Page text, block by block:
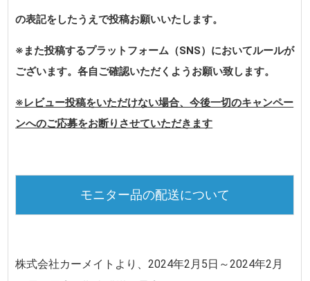
の表記をしたうえで投稿お願いいたします。
※また投稿するプラットフォーム（SNS）においてルールが
ございます。各自ご確認いただくようお願い致します。
※レビュー投稿をいただけない場合、今後一切のキャンペー
ンへのご応募をお断りさせていただきます
モニター品の配送について
株式会社カーメイトより、2024年2月5日～2024年2月